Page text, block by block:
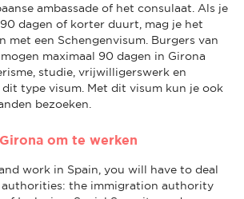
ambassade of het consulaat. Als je
dagen of korter duurt, mag je het
met een Schengenvisum. Burgers van
maximaal 90 dagen in Girona
studie, vrijwilligerswerk en
type visum. Met dit visum kun je ook
bezoeken.
om te werken
work in Spain, you will have to deal
the immigration authority